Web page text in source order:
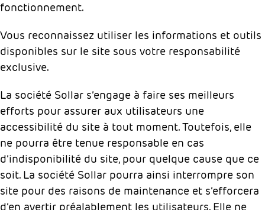
fonctionnement.
Vous reconnaissez utiliser les informations et outils
disponibles sur le site sous votre responsabilité
exclusive.
La société Sollar s’engage à faire ses meilleurs
efforts pour assurer aux utilisateurs une
accessibilité du site à tout moment. Toutefois, elle
ne pourra être tenue responsable en cas
d’indisponibilité du site, pour quelque cause que ce
soit. La société Sollar pourra ainsi interrompre son
site pour des raisons de maintenance et s’efforcera
d’en avertir préalablement les utilisateurs. Elle ne